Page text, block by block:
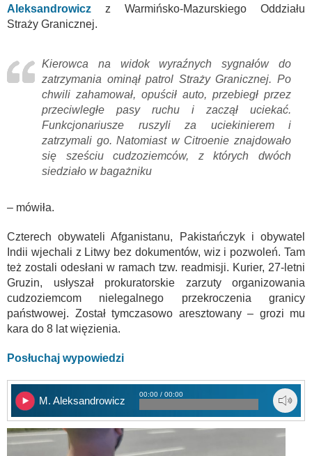
Aleksandrowicz z Warmińsko-Mazurskiego Oddziału
Straży Granicznej.
Kierowca na widok wyraźnych sygnałów do
zatrzymania ominął patrol Straży Granicznej. Po
chwili zahamował, opuścił auto, przebiegł przez
przeciwległe pasy ruchu i zaczął uciekać.
Funkcjonariusze ruszyli za uciekinierem i
zatrzymali go. Natomiast w Citroenie znajdowało
się sześciu cudzoziemców, z których dwóch
siedziało w bagażniku
– mówiła.
Czterech obywateli Afganistanu, Pakistańczyk i obywatel
Indii wjechali z Litwy bez dokumentów, wiz i pozwoleń. Tam
też zostali odesłani w ramach tzw. readmisji. Kurier, 27-letni
Gruzin, usłyszał prokuratorskie zarzuty organizowania
cudzoziemcom nielegalnego przekroczenia granicy
państwowej. Został tymczasowo aresztowany – grozi mu
kara do 8 lat więzienia.
Posłuchaj wypowiedzi
M. Aleksandrowicz
00:00 / 00:00